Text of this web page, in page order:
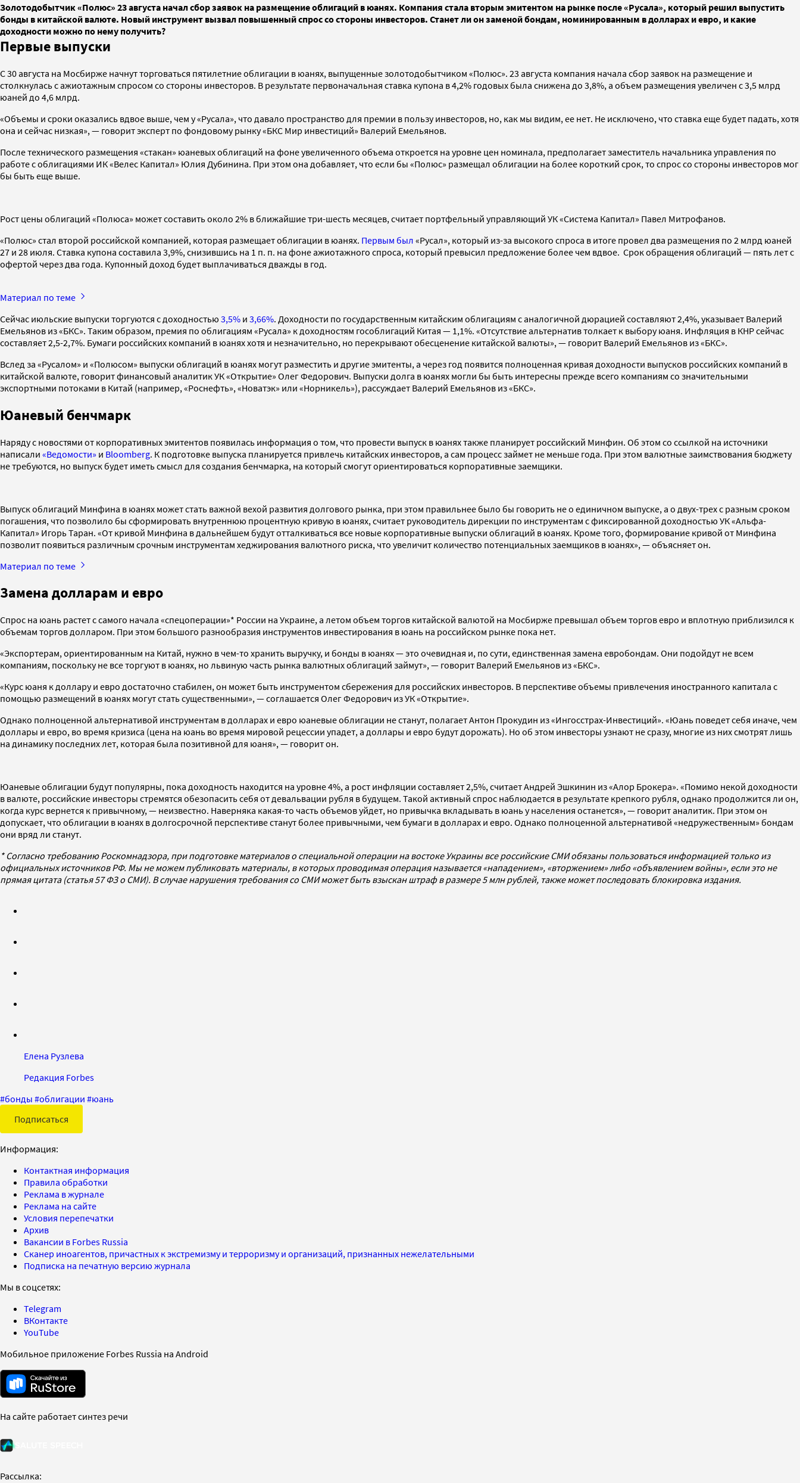
Золотодобытчик «Полюс» 23 августа начал сбор заявок на размещение облигаций в юанях. Компания стала вторым эмитентом на рынке после «Русала», который решил выпустить
бонды в китайской валюте. Новый инструмент вызвал повышенный спрос со стороны инвесторов. Станет ли он заменой бондам, номинированным в долларах и евро, и какие
доходности можно по нему получить?
Первые выпуски
С 30 августа на Мосбирже начнут торговаться пятилетние облигации в юанях, выпущенные золотодобытчиком «Полюс». 23 августа компания начала сбор заявок на размещение и
столкнулась с ажиотажным спросом со стороны инвесторов. В результате первоначальная ставка купона в 4,2% годовых была снижена до 3,8%, а объем размещения увеличен с 3,5 млрд
юаней до 4,6 млрд.
«Объемы и сроки оказались вдвое выше, чем у «Русала», что давало пространство для премии в пользу инвесторов, но, как мы видим, ее нет. Не исключено, что ставка еще будет падать, хотя
она и сейчас низкая», — говорит эксперт по фондовому рынку «БКС Мир инвестиций» Валерий Емельянов.
После технического размещения «стакан» юаневых облигаций на фоне увеличенного объема откроется на уровне цен номинала, предполагает заместитель начальника управления по
работе с облигациями ИК «Велес Капитал» Юлия Дубинина. При этом она добавляет, что если бы «Полюс» размещал облигации на более короткий срок, то спрос со стороны инвесторов мог
бы быть еще выше.
Рост цены облигаций «Полюса» может составить около 2% в ближайшие три-шесть месяцев, считает портфельный управляющий УК «Система Капитал» Павел Митрофанов.
«Полюс» стал второй российской компанией, которая размещает облигации в юанях. Первым был «Русал», который из-за высокого спроса в итоге провел два размещения по 2 млрд юаней
27 и 28 июля. Ставка купона составила 3,9%, снизившись на 1 п. п. на фоне ажиотажного спроса, который превысил предложение более чем вдвое. Срок обращения облигаций — пять лет с
офертой через два года. Купонный доход будет выплачиваться дважды в год.
Материал по теме
Сейчас июльские выпуски торгуются с доходностью 3,5% и 3,66%. Доходности по государственным китайским облигациям с аналогичной дюрацией составляют 2,4%, указывает Валерий
Емельянов из «БКС». Таким образом, премия по облигациям «Русала» к доходностям гособлигаций Китая — 1,1%. «Отсутствие альтернатив толкает к выбору юаня. Инфляция в КНР сейчас
составляет 2,5-2,7%. Бумаги российских компаний в юанях хотя и незначительно, но перекрывают обесценение китайской валюты», — говорит Валерий Емельянов из «БКС».
Вслед за «Русалом» и «Полюсом» выпуски облигаций в юанях могут разместить и другие эмитенты, а через год появится полноценная кривая доходности выпусков российских компаний в
китайской валюте, говорит финансовый аналитик УК «Открытие» Олег Федорович. Выпуски долга в юанях могли бы быть интересны прежде всего компаниям со значительными
экспортными потоками в Китай (например, «Роснефть», «Новатэк» или «Норникель»), рассуждает Валерий Емельянов из «БКС».
Юаневый бенчмарк
Наряду с новостями от корпоративных эмитентов появилась информация о том, что провести выпуск в юанях также планирует российский Минфин. Об этом со ссылкой на источники
написали «Ведомости» и Bloomberg. К подготовке выпуска планируется привлечь китайских инвесторов, а сам процесс займет не меньше года. При этом валютные заимствования бюджету
не требуются, но выпуск будет иметь смысл для создания бенчмарка, на который смогут ориентироваться корпоративные заемщики.
Выпуск облигаций Минфина в юанях может стать важной вехой развития долгового рынка, при этом правильнее было бы говорить не о единичном выпуске, а о двух-трех с разным сроком
погашения, что позволило бы сформировать внутреннюю процентную кривую в юанях, считает руководитель дирекции по инструментам с фиксированной доходностью УК «Альфа-
Капитал» Игорь Таран. «От кривой Минфина в дальнейшем будут отталкиваться все новые корпоративные выпуски облигаций в юанях. Кроме того, формирование кривой от Минфина
позволит появиться различным срочным инструментам хеджирования валютного риска, что увеличит количество потенциальных заемщиков в юанях», — объясняет он.
Материал по теме
Замена долларам и евро
Спрос на юань растет с самого начала «спецоперации»* России на Украине, а летом объем торгов китайской валютой на Мосбирже превышал объем торгов евро и вплотную приблизился к
объемам торгов долларом. При этом большого разнообразия инструментов инвестирования в юань на российском рынке пока нет.
«Экспортерам, ориентированным на Китай, нужно в чем-то хранить выручку, и бонды в юанях — это очевидная и, по сути, единственная замена евробондам. Они подойдут не всем
компаниям, поскольку не все торгуют в юанях, но львиную часть рынка валютных облигаций займут», — говорит Валерий Емельянов из «БКС».
«Курс юаня к доллару и евро достаточно стабилен, он может быть инструментом сбережения для российских инвесторов. В перспективе объемы привлечения иностранного капитала с
помощью размещений в юанях могут стать существенными», — соглашается Олег Федорович из УК «Открытие».
Однако полноценной альтернативой инструментам в долларах и евро юаневые облигации не станут, полагает Антон Прокудин из «Ингосстрах-Инвестиций». «Юань поведет себя иначе, чем
доллары и евро, во время кризиса (цена на юань во время мировой рецессии упадет, а доллары и евро будут дорожать). Но об этом инвесторы узнают не сразу, многие из них смотрят лишь
на динамику последних лет, которая была позитивной для юаня», — говорит он.
Юаневые облигации будут популярны, пока доходность находится на уровне 4%, а рост инфляции составляет 2,5%, считает Андрей Эшкинин из «Алор Брокера». «Помимо некой доходности
в валюте, российские инвесторы стремятся обезопасить себя от девальвации рубля в будущем. Такой активный спрос наблюдается в результате крепкого рубля, однако продолжится ли он,
когда курс вернется к привычному, — неизвестно. Наверняка какая-то часть объемов уйдет, но привычка вкладывать в юань у населения останется», — говорит аналитик. При этом он
допускает, что облигации в юанях в долгосрочной перспективе станут более привычными, чем бумаги в долларах и евро. Однако полноценной альтернативой «недружественным» бондам
они вряд ли станут.
* Согласно требованию Роскомнадзора, при подготовке материалов о специальной операции на востоке Украины все российские СМИ обязаны пользоваться информацией только из
официальных источников РФ. Мы не можем публиковать материалы, в которых проводимая операция называется «нападением», «вторжением» либо «объявлением войны», если это не
прямая цитата (статья 57 ФЗ о СМИ). В случае нарушения требования со СМИ может быть взыскан штраф в размере 5 млн рублей, также может последовать блокировка издания.
Елена Рузлева
Редакция Forbes
#бонды #облигации #юань
Подписаться
Информация:
Контактная информация
Правила обработки
Реклама в журнале
Реклама на сайте
Условия перепечатки
Архив
Вакансии в Forbes Russia
Сканер иноагентов, причастных к экстремизму и терроризму и организаций, признанных нежелательными
Подписка на печатную версию журнала
Мы в соцсетях:
Telegram
ВКонтакте
YouTube
Мобильное приложение Forbes Russia на Android
На сайте работает синтез речи
Рассылка: